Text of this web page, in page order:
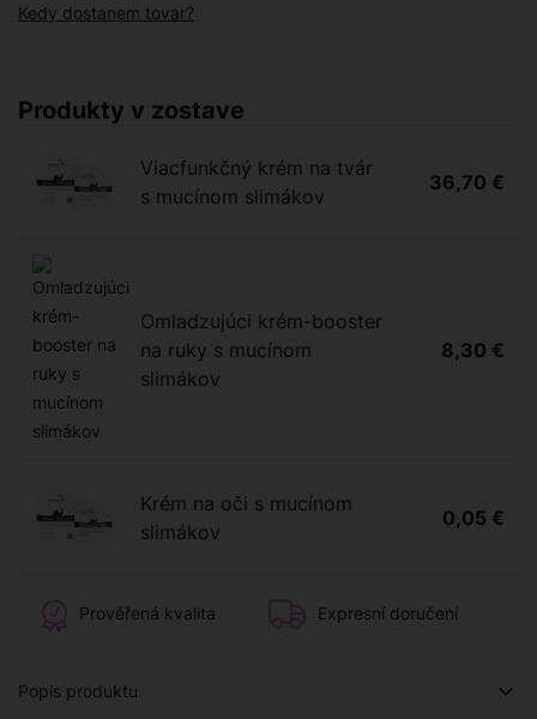
Kedy dostanem tovar?
Produkty v zostave
Viacfunkčný krém na tvár
s mucínom slimákov
36,70 €
Omladzujúci krém-booster
na ruky s mucínom
slimákov
8,30 €
Krém na oči s mucínom
slimákov
0,05 €
Prověřená kvalita Expresní doručení
Popis produktu